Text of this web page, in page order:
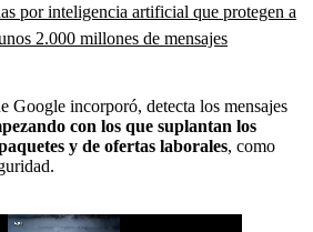
por inteligencia artificial que protegen a
2.000 millones de mensajes
Google incorporó, detecta los mensajes
con los que suplantan los
y de ofertas laborales, como